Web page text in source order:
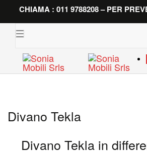
CHIAMA : 011 9788208 – PER
Toggle
Divano Tekla
Divano Tekla in